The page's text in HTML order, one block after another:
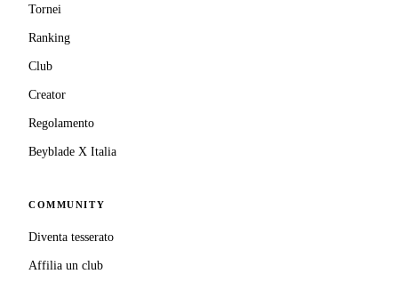
Tornei
Ranking
Club
Creator
Regolamento
Beyblade X Italia
COMMUNITY
Diventa tesserato
Affilia un club